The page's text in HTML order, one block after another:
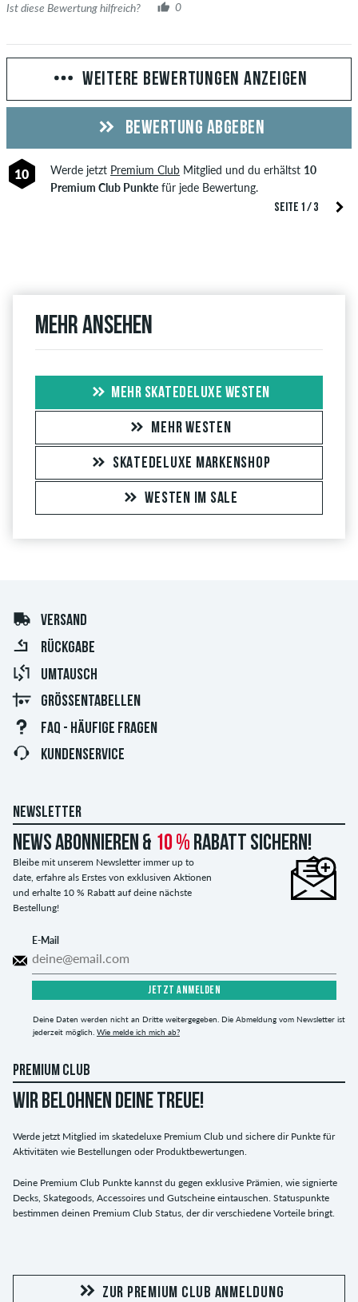
Ist diese Bewertung hilfreich? 0
SEITE 1 / 3
WEITERE BEWERTUNGEN ANZEIGEN
BEWERTUNG ABGEBEN
10 Werde jetzt Premium ClubMitglied und du erhältst 10
Premium Club Punktefür jede Bewertung.
Mehr ansehen
MEHR SKATEDELUXE WESTEN
MEHR WESTEN
SKATEDELUXE MARKENSHOP
WESTEN IM SALE
VERSAND
RÜCKGABE
UMTAUSCH
GRÖSSENTABELLEN
FAQ - HÄUFIGE FRAGEN
KUNDENSERVICE
NEWSLETTER
News abonnieren & 10 % Rabatt sichern!
Bleibe mit unserem Newsletter immer up to
date, erfahre als Erstes von exklusiven Aktionen
und erhalte 10 % Rabatt auf deine nächste
Bestellung!
E-Mail
JETZT ANMELDEN
Deine Daten werden nicht an Dritte weitergegeben. Die Abmeldung vom Newsletter ist
jederzeit möglich. Wie melde ich mich ab?
PREMIUM CLUB
WIR BELOHNEN DEINE TREUE!
Werde jetzt Mitglied im skatedeluxe Premium Club und sichere dir Punkte für
Aktivitäten wie Bestellungen oder Produktbewertungen.
Deine Premium Club Punkte kannst du gegen exklusive Prämien, wie signierte
Decks, Skategoods, Accessoires und Gutscheine eintauschen. Statuspunkte
bestimmen deinen Premium Club Status, der dir verschiedene Vorteile bringt.
ZUR PREMIUM CLUB ANMELDUNG